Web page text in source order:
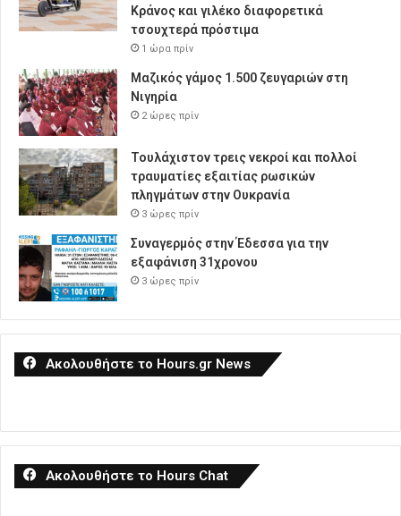
Κράνος και γιλέκο διαφορετικά
τσουχτερά πρόστιμα
1 ώρα πρίν
Μαζικός γάμος 1.500 ζευγαριών στη
Νιγηρία
2 ώρες πρίν
Τουλάχιστον τρεις νεκροί και πολλοί
τραυματίες εξαιτίας ρωσικών
πληγμάτων στην Ουκρανία
3 ώρες πρίν
Συναγερμός στην Έδεσσα για την
εξαφάνιση 31χρονου
3 ώρες πρίν
Ακολουθήστε το Hours.gr News
Ακολουθήστε το Hours Chat